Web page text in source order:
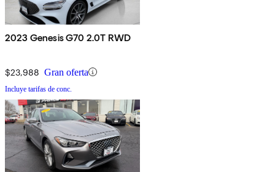
2023 Genesis G70 2.0T RWD
$23,988 Gran oferta
Incluye tarifas de conc.